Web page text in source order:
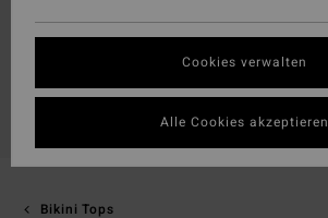
Bikini Tops
Cookies verwalten
Alle Cookies akzeptieren